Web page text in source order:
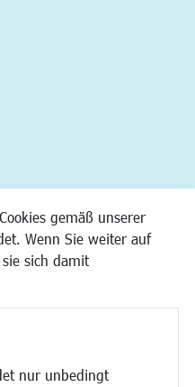
gemäß unserer
Wenn Sie weiter auf
sich damit
nur unbedingt